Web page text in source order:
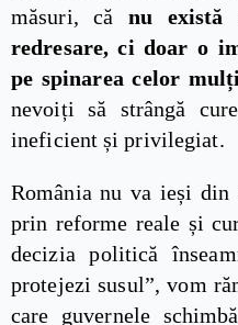
măsuri, că nu există
redresare, ci doar o
pe spinarea celor mulți
nevoiți să strângă
ineficient și privilegiat.
România nu va ieși
prin reforme reale și
decizia politică
protejezi susul”, vom
care guvernele